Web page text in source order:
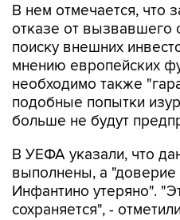
В нем отмечается, что
отказе от вызвавшего
поиску внешних
мнению европейских
необходимо также
подобные попытки
больше не будут
В УЕФА указали, что
выполнены, а "доверие
Инфантино утеряно".
сохраняется", -